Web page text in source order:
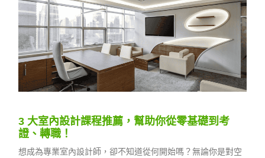
3 大室內設計課程推薦，幫助你從零基礎到考
證、轉職！
想成為專業室內設計師，卻不知道從何開始嗎？無論你是對空